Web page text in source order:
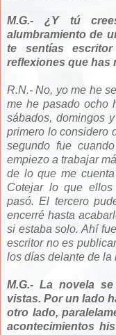
M.G.- ¿Y tú
alumbramiento de
te sentías
reflexiones que has
R.N.- No, yo me he
me he pasado ocho
sábados, domingos
primero lo considero
segundo fue
empiezo a trabajar
de lo que me
Cotejar lo que
pasó. El tercero
encerré hasta
si estaba solo. Ahí
escritor no es
los días delante de la
M.G.- La novela
vistas. Por un lado
otro lado,
acontecimientos